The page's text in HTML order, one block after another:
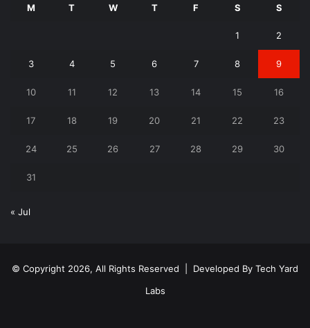
M T W T F S S
1 2
3 4 5 6 7 8 9
10 11 12 13 14 15 16
17 18 19 20 21 22 23
24 25 26 27 28 29 30
31
« Jul
© Copyright 2026, All Rights Reserved | Developed By Tech Yard
Labs